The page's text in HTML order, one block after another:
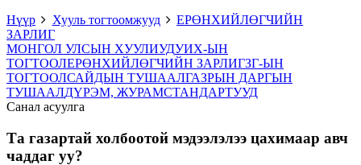
Нүүр
Хууль тогтоомжууд
ЕРӨНХИЙЛӨГЧИЙН
ЗАРЛИГ
МОНГОЛ УЛСЫН ХУУЛИУДУИХ-ЫН
ТОГТООЛЕРӨНХИЙЛӨГЧИЙН ЗАРЛИГЗГ-ЫН
ТОГТООЛСАЙДЫН ТУШААЛГАЗРЫН ДАРГЫН
ТУШААЛДҮРЭМ, ЖУРАМСТАНДАРТУУД
Санал асуулга
Та газартай холбоотой мэдээлэлээ цахимаар авч
чаддаг уу?